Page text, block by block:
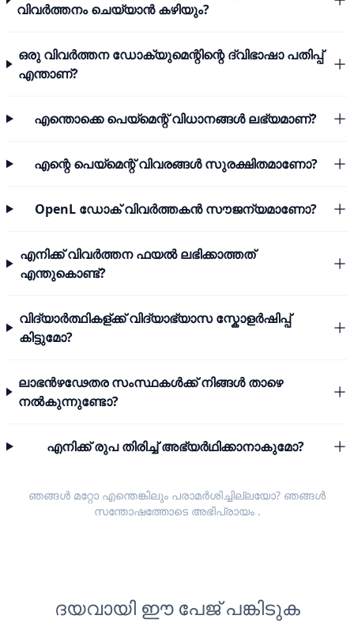
വിവർത്തനം ചെയ്യാൻ കഴിയും?
ഒരു വിവർത്തന ഡോക്യുമെന്റിന്റെ ദ്വിഭാഷാ പതിപ്പ്
എന്താണ്?
എന്തൊക്കെ പെയ്മെന്റ് വിധാനങ്ങൾ ലഭ്യമാണ്?
എന്റെ പെയ്മെന്റ് വിവരങ്ങൾ സുരക്ഷിതമാണോ?
OpenL ഡോക് വിവർത്തകൻ സൗജന്യമാണോ?
എനിക്ക് വിവർത്തന ഫയൽ ലഭിക്കാത്തത്
എന്തുകൊണ്ട്?
വിദ്യാർത്ഥികള്ക്ക് വിദ്യാഭ്യാസ സ്കോളർഷിപ്പ്
കിട്ടുമോ?
ലാഭൻഴഢേതര സംസ്ഥകൾക്ക് നിങ്ങൾ താഴെ
നൽകുന്നുണ്ടോ?
എനിക്ക് രുപ തിരിച്ച് അഭ്യർഥിക്കാനാകുമോ?
ഞങ്ങൾ മറ്റോ എന്തെങ്കിലും പരാമർശിച്ചില്ലയോ? ഞങ്ങൾ
സന്തോഷത്തോടെ അഭിപ്രായം.
ദയവായി ഈ പേജ് പങ്കിടുക